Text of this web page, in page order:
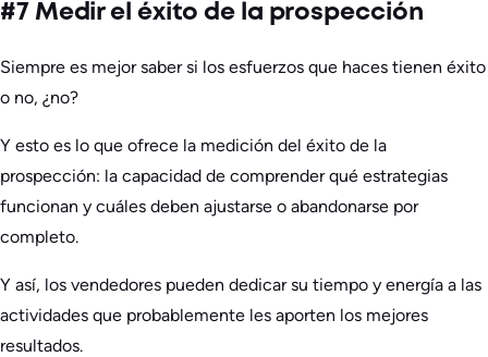
#7 Medir el éxito de la prospección
Siempre es mejor saber si los esfuerzos que haces tienen éxito
o no, ¿no?
Y esto es lo que ofrece la medición del éxito de la
prospección: la capacidad de comprender qué estrategias
funcionan y cuáles deben ajustarse o abandonarse por
completo.
Y así, los vendedores pueden dedicar su tiempo y energía a las
actividades que probablemente les aporten los mejores
resultados.